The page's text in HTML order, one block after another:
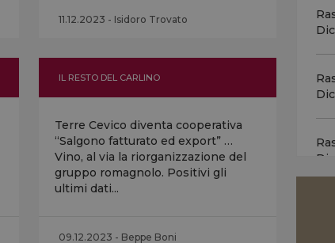
11.12.2023 - Isidoro Trovato
IL RESTO DEL CARLINO
Terre Cevico diventa cooperativa
“Salgono fatturato ed export” …
Vino, al via la riorganizzazione del
gruppo romagnolo. Positivi gli
ultimi dati...
09.12.2023 - Beppe Boni
… I
gli